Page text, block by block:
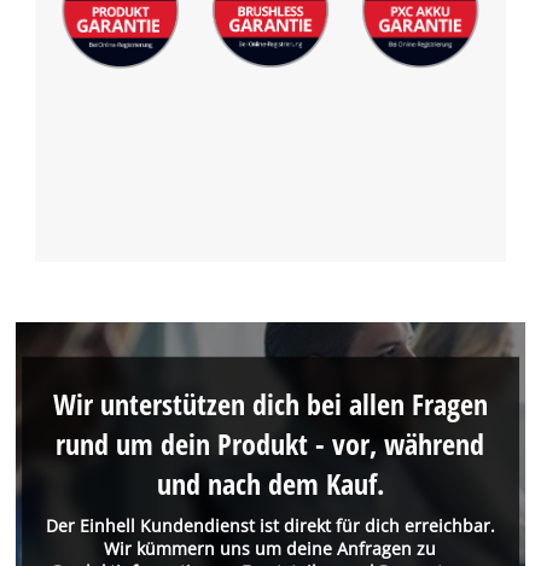
Der Einhell Kundendienst ist direkt für dich erreichbar.
Wir kümmern uns um deine Anfragen zu
Wir unterstützen dich bei allen Fragen
rund um dein Produkt - vor, während
und nach dem Kauf.